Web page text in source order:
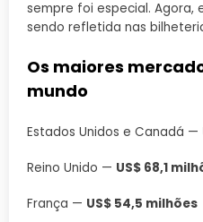
sempre foi especial. Agora,
sendo refletida nas
Os maiores
mundo
Estados Unidos e Canadá —
Reino Unido — US$ 68,1
França — US$ 54,5 milhões